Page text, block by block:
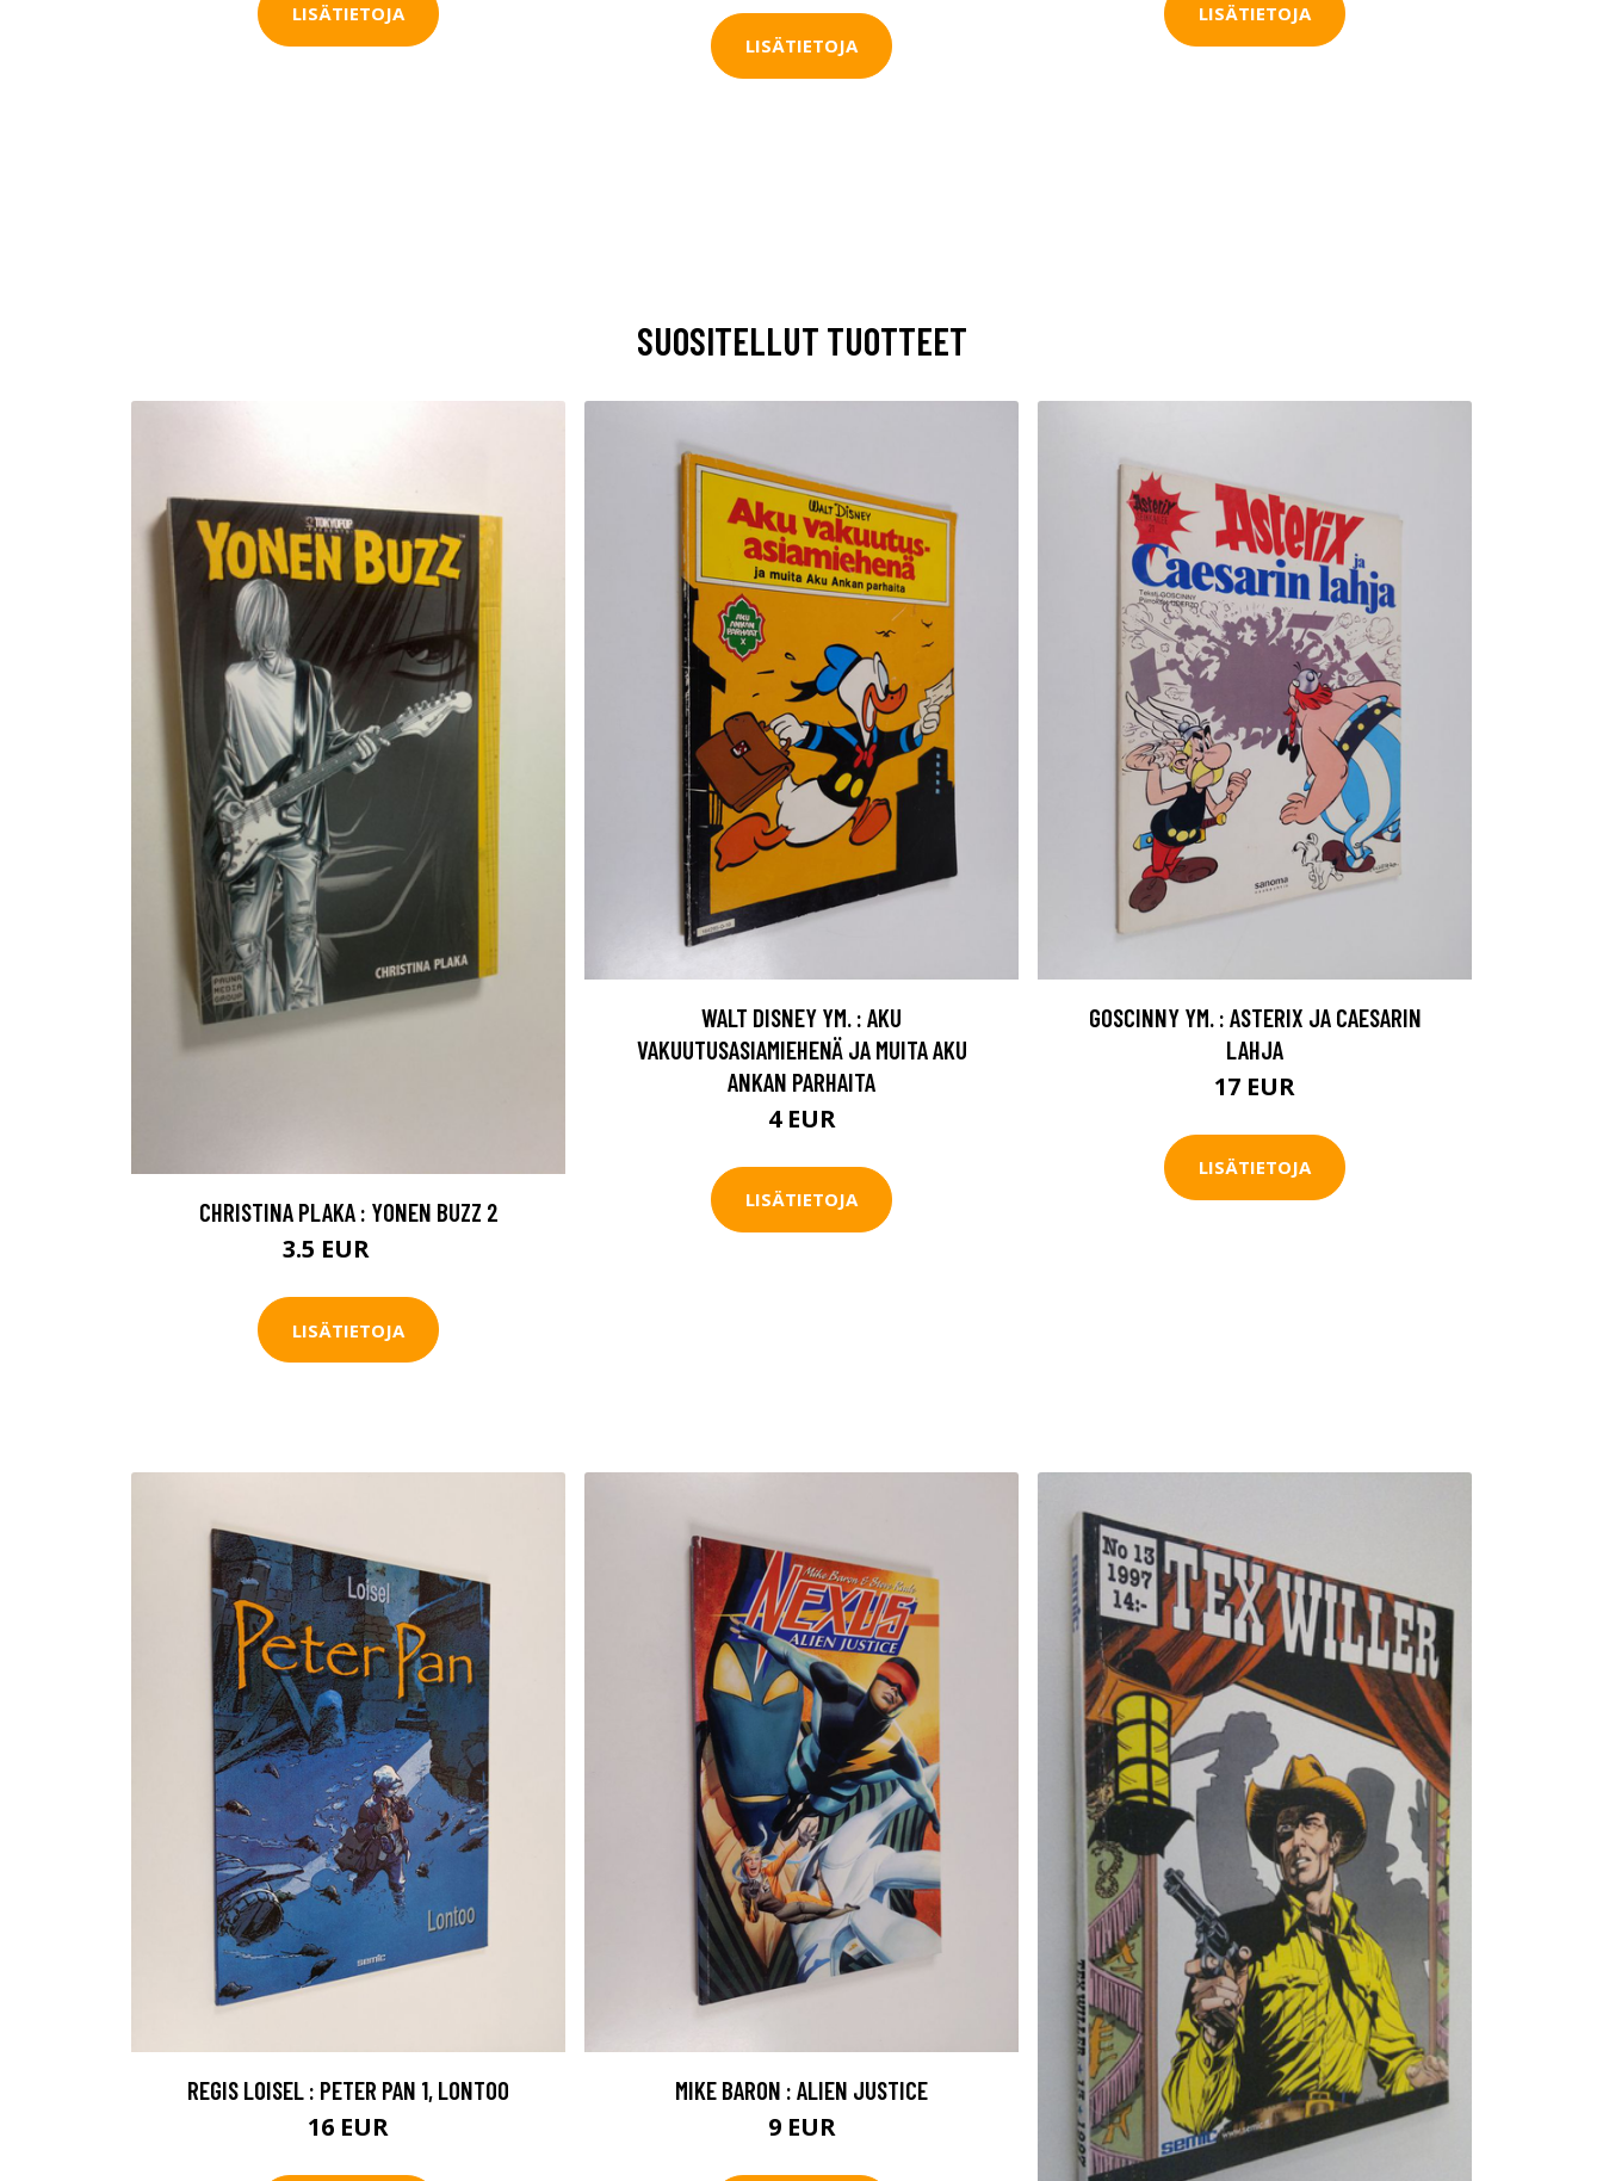
LISÄTIETOJA
LISÄTIETOJA
LISÄTIETOJA
SUOSITELLUT TUOTTEET
CHRISTINA PLAKA : YONEN BUZZ 2
3.5 EUR
LISÄTIETOJA
WALT DISNEY YM. : AKU
VAKUUTUSASIAMIEHENÄ JA MUITA AKU
ANKAN PARHAITA
4 EUR
LISÄTIETOJA
GOSCINNY YM. : ASTERIX JA CAESARIN
LAHJA
17 EUR
LISÄTIETOJA
REGIS LOISEL : PETER PAN 1, LONTOO
16 EUR
MIKE BARON : ALIEN JUSTICE
9 EUR